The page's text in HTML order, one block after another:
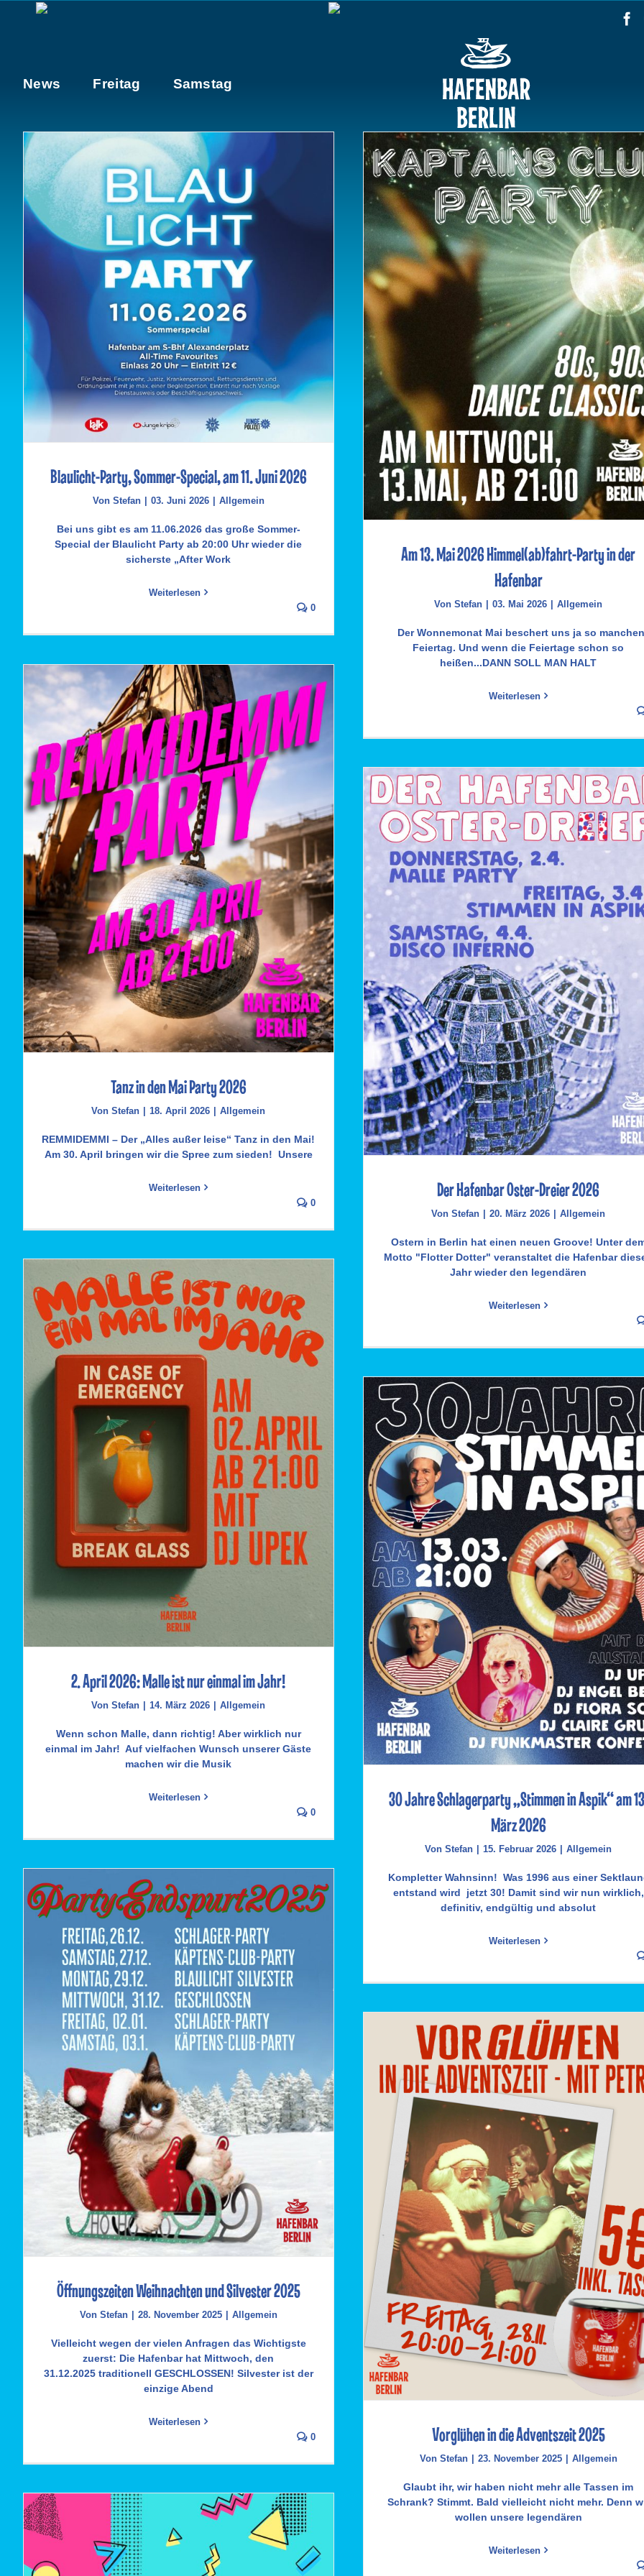
News Freitag Samstag
Blaulicht-Party, Sommer-Special, am 11. Juni 2026
Von Stefan 03. Juni 2026 Allgemein
Bei uns gibt es am 11.06.2026 das große Sommer-
Special der Blaulicht Party ab 20:00 Uhr wieder die
sicherste „After Work
Weiterlesen
0
Am 13. Mai 2026 Himmel(ab)fahrt-Party in der
Hafenbar
VonStefan | 03. Mai 2026 | Allgemein
Der Wonnemonat Mai beschert uns ja so
Feiertag. Und wenn die Feiertage schon so
heißen...DANN SOLL MAN HALT
Weiterlesen
Tanz in den Mai Party 2026
Tanz in den Mai Party 2026
VonStefan | 18. April 2026 | Allgemein
REMMIDEMMI – Der „Alles außer leise“ Tanz in den Mai!
Am 30. April bringen wir die Spree zum sieden! Unsere
Weiterlesen
0
Der Hafenbar Oster-Dreier 2026
VonStefan | 20. März 2026 | Allgemein
Ostern in Berlin hat einen neuen Groove! Unter
Motto "Flotter Dotter" veranstaltet die Hafenbar
Jahr wieder den legendären
Weiterlesen
2. April 2026: Malle ist nur einmal im Jahr!
VonStefan | 14. März 2026 | Allgemein
Wenn schon Malle, dann richtig! Aber wirklich nur
einmal im Jahr! Auf vielfachen Wunsch unserer Gäste
machen wir die Musik
Weiterlesen
0
30 Jahre Schlagerparty „Stimmen in Aspik“ am
März 2026
VonStefan | 15. Februar 2026 | Allgemein
Kompletter Wahnsinn! Was 1996 aus einer
entstand wird jetzt 30! Damit sind wir nun wirklich,
definitiv, endgültig und absolut
Weiterlesen
Öffnungszeiten Weihnachten und Silvester 2025
Von Stefan | 28. November 2025 | Allgemein
Vielleicht wegen der vielen Anfragen das Wichtigste
zuerst: Die Hafenbar hat Mittwoch, den
31.12.2025 traditionell GESCHLOSSEN! Silvester ist der
einzige Abend
Weiterlesen
0
Vorglühen in die Adventszeit 2025
Von Stefan | 23. November 2025 | Allgemein
Glaubt ihr, wir haben nicht mehr alle Tassen im
Schrank? Stimmt. Bald vielleicht nicht mehr. Denn
wollen unsere legendären
Weiterlesen